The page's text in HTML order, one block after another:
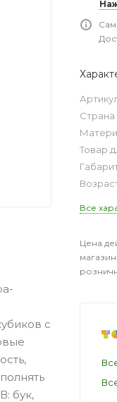
с
бук,
Страна
Товар
Все
Цена